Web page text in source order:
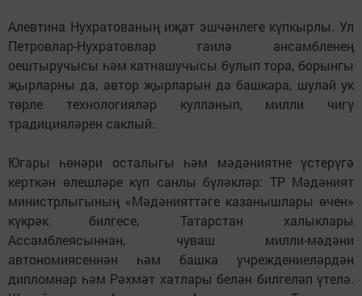
Алевтина Нухратованың иҗат эшчәнлеге күпкырлы. Ул
Петровлар-Нухратовлар гаилә ансамбленең
оештыручысы һәм катнашучысы булып тора, борынгы
җырларны да, автор җырларын да башкара, шулай ук
төрле технологияләр кулланып, милли чигү
традицияләрен саклый.
Югары һөнәри осталыгы һәм мәдәниятне үстерүгә
керткән өлешләре күп санлы бүләкләр: ТР Мәдәният
министрлыгының «Мәдәнияттәге казанышлары өчен»
күкрәк билгесе, Татарстан халыклары
Ассамблеясыннан, чуваш милли-мәдәни
автономиясеннән һәм башка учреждениеләрдән
дипломнар һәм Рәхмәт хатлары белән билгеләп үтелә.